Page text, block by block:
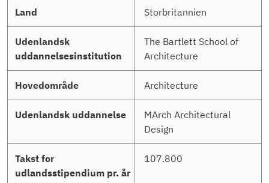
Storbritannien
The Bartlett School of
Architecture
Architecture
MArch Architectural
Design
107.800